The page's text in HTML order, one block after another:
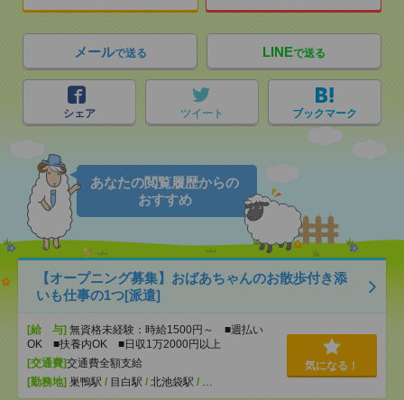
メールで送る LINEで送る
シェア ツイート ブックマーク
あなたの閲覧履歴からの
おすすめ
【オープニング募集】おばあちゃんのお散歩付き添
いも仕事の1つ[派遣]
[給 与] 無資格未経験：時給1500円～ ■週払い
OK ■扶養内OK ■日収1万2000円以上
[交通費]交通費全額支給
[勤務地] 巣鴨駅 / 目白駅 / 北池袋駅 / …
気になる！